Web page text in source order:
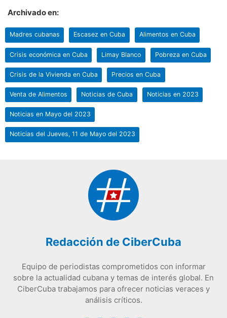
Archivado en:
Madres cubanas Escasez en Cuba Alimentos en Cuba
Crisis económica en Cuba Limay Blanco Pobreza en Cuba
Crisis de la Vivienda en Cuba Precios en Cuba
Venta de Alimentos Noticias de Cuba Noticias en 2023
Noticias en Mayo del 2023
Noticias del Jueves, 11 de Mayo del 2023
Redacción de CiberCuba
Equipo de periodistas comprometidos con informar
sobre la actualidad cubana y temas de interés global. En
CiberCuba trabajamos para ofrecer noticias veraces y
análisis críticos.